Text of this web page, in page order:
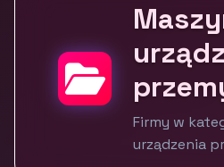
Firmy w
urządzenia